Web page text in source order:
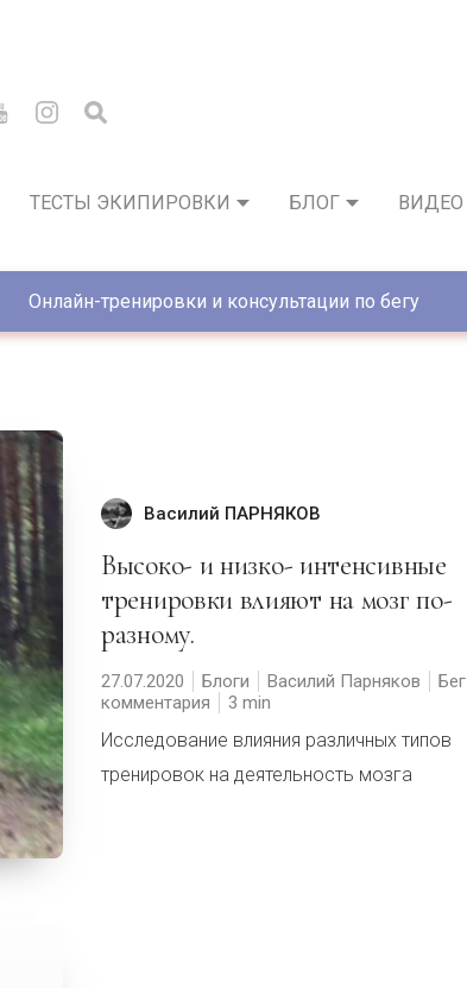
ТЕСТЫ ЭКИПИРОВКИ БЛОГ ВИДЕО
Онлайн-тренировки и консультации по бегу
Василий ПАРНЯКОВ
Высоко- и низко- интенсивные
тренировки влияют на мозг по-
разному.
27.07.2020 Блоги Василий Парняков Бег
комментария
3
Исследование влияния различных типов
тренировок на деятельность мозга